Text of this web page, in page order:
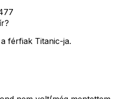
férfiak Titanic-ja.